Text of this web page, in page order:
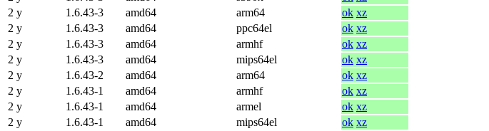
2 y
1.6.43-3 amd64 arm64 ok xz
2 y
1.6.43-3 amd64 ppc64el ok xz
2 y
1.6.43-3 amd64 armhf ok xz
2 y
1.6.43-3 amd64 mips64el ok xz
2 y
1.6.43-2 amd64 arm64 ok xz
2 y
1.6.43-1 amd64 armhf ok xz
2 y
1.6.43-1 amd64 armel ok xz
2 y
1.6.43-1 amd64 mips64el ok xz